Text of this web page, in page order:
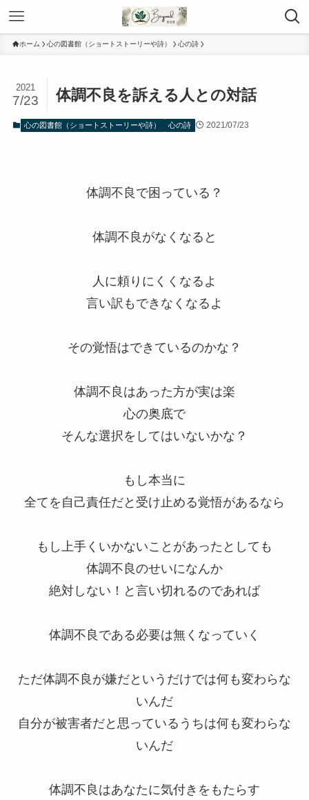
ホーム 心の図書館（ショートストーリーや詩） 心の詩
体調不良を訴える人との対話
2021
7/23
心の図書館（ショートストーリーや詩） 心の詩 2021/07/23
体調不良で困っている？
体調不良がなくなると
人に頼りにくくなるよ
言い訳もできなくなるよ
その覚悟はできているのかな？
体調不良はあった方が実は楽
心の奥底で
そんな選択をしてはいないかな？
もし本当に
全てを自己責任だと受け止める覚悟があるなら
もし上手くいかないことがあったとしても
体調不良のせいになんか
絶対しない！と言い切れるのであれば
体調不良である必要は無くなっていく
ただ体調不良が嫌だというだけでは何も変わらな
いんだ
自分が被害者だと思っているうちは何も変わらな
いんだ
体調不良はあなたに気付きをもたらす